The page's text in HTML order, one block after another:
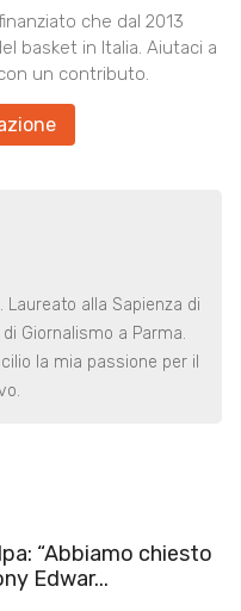
che dal 2013
basket in Italia. Aiutaci a
un contributo.
Laureato alla Sapienza di
Giornalismo a Parma.
la mia passione per il
“Abbiamo chiesto
Edwar...